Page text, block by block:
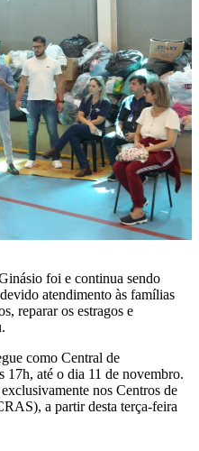
foi e continua sendo
atendimento às famílias
reparar os estragos e
como Central de
17h, até o dia 11 de novembro.
nos Centros de
a partir desta terça-feira